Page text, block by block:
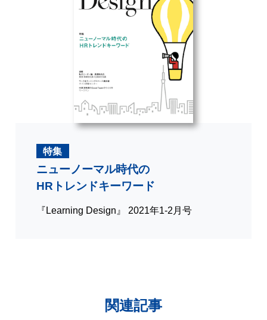
特集
ニューノーマル時代の
HRトレンドキーワード
『Learning Design』 2021年1-2月号
関連記事